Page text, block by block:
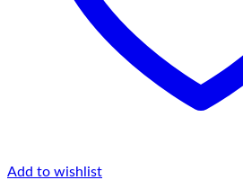
Add to wishlist